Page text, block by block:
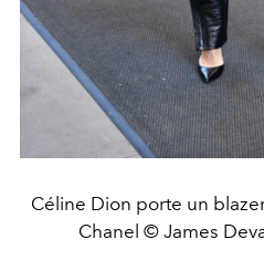
Céline Dion porte un
Chanel © James